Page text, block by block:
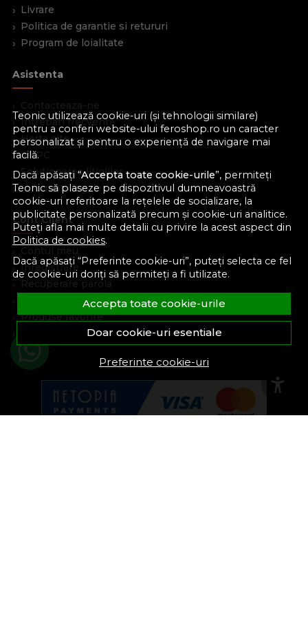
Descarca instructiunile de montaj!
Teonic utilizează cookie-uri (și tehnologii similare)
pentru a conferi website-ului feroshop.ro un caracter
personalizat și pentru o experiență de navigare mai
facilă.
Dacă apăsați “Accepta toate cookie-urile”, permiteți
Teonic să plaseze pe dispozitivul dumneavoastră
cookie-uri referitoare la rețelele de socializare, la
publicitate personalizată precum și cookie-uri analitice.
Puteți afla mai multe detalii cu privire la acest aspect din
Politica de cookies.
Dacă apăsați “Preferinte cookie-uri”, puteți selecta ce fel
de cookie-uri doriți să permiteți a fi utilizate.
Accepta toate cookie-urile
Doar cookie-uri esentiale
Preferinte cookie-uri
Livrare
Politica de garantie si retururi
Program de loialitate
Asistenta
Contacteaza-ne
Intrebari frecvente
Harta site
ANPC
Solutionarea litigiilor
Informatii legale
Cont Client
Contul meu
Inregistrare
Recuperare parola
Istoric comenzi
Produse favorite
Devino partener